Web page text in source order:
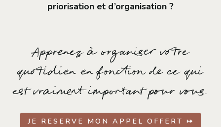
priorisation et d’organisation ?
Apprenez à organiser votre
quotidien en fonction de ce qui
est vraiment important pour vous.
JE RESERVE MON APPEL OFFERT ⤅